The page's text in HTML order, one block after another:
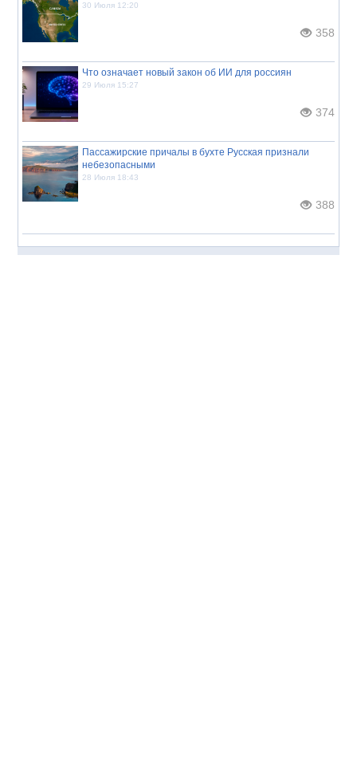
30 Июля 12:20
358
Что означает новый закон об ИИ для россиян
29 Июля 15:27
374
Пассажирские причалы в бухте Русская признали
небезопасными
28 Июля 18:43
388